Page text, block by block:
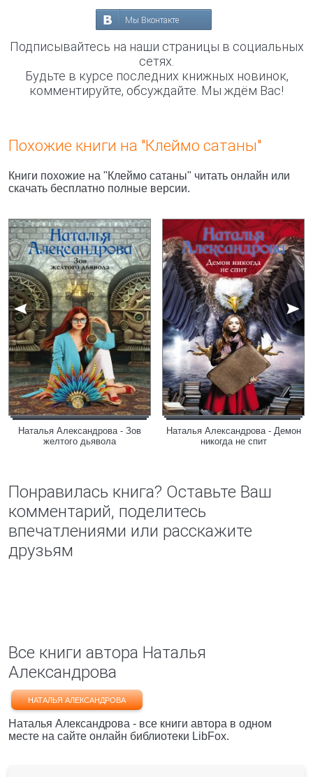
Мы Вконтакте
Подписывайтесь на наши страницы в социальных
сетях.
Будьте в курсе последних книжных новинок,
комментируйте, обсуждайте. Мы ждём Вас!
Похожие книги на "Клеймо сатаны"
Книги похожие на "Клеймо сатаны" читать онлайн или
скачать бесплатно полные версии.
Наталья Александрова - Зов
желтого дьявола
Наталья Александрова - Демон
никогда не спит
Понравилась книга? Оставьте Ваш
комментарий, поделитесь
впечатлениями или расскажите
друзьям
Все книги автора Наталья
Александрова
НАТАЛЬЯ АЛЕКСАНДРОВА
Наталья Александрова - все книги автора в одном
месте на сайте онлайн библиотеки LibFox.